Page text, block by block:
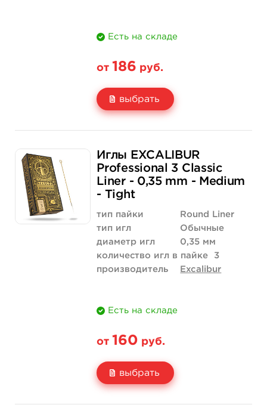
Есть на складе
от 186 руб.
выбрать
Цена
Количество
186 руб.
купить
1 758 руб.
купить
Иглы EXCALIBUR
Professional 3 Classic
Liner - 0,35 mm - Medium
- Tight
тип пайки
Round Liner
тип игл
Обычные
диаметр игл
0,35 мм
количество игл в пайке
3
производитель
Excalibur
Есть на складе
от 160 руб.
выбрать